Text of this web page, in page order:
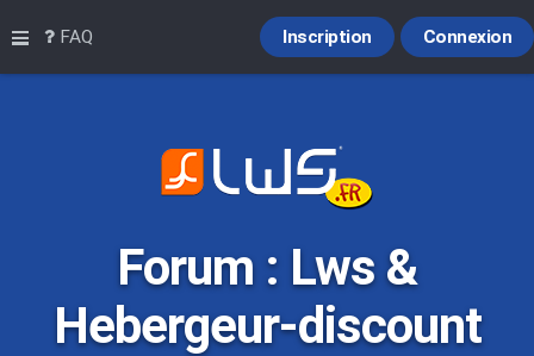
Raccourcis
FAQ Connexion
Inscription
Forum : Lws &
Hebergeur-discount